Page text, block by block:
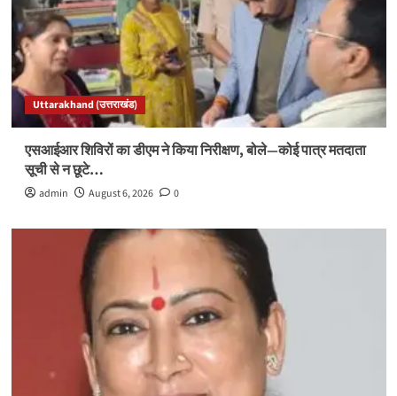
Uttarakhand (उत्तराखंड)
एसआईआर शिविरों का डीएम ने किया निरीक्षण, बोले—कोई पात्र मतदाता
सूची से न छूटे…
admin August 6, 2026 0